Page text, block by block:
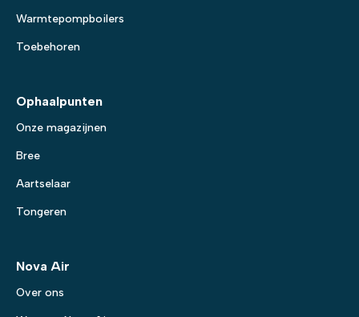
Warmtepompboilers
Toebehoren
Ophaalpunten
Onze magazijnen
Bree
Aartselaar
Tongeren
Nova Air
Over ons